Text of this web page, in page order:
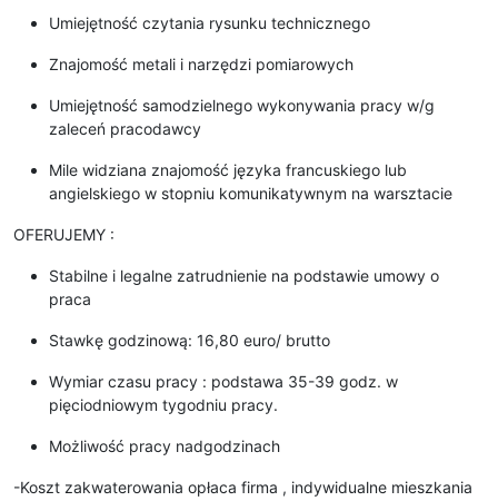
Umiejętność czytania rysunku technicznego
Znajomość metali i narzędzi pomiarowych
Umiejętność samodzielnego wykonywania pracy w/g
zaleceń pracodawcy
Mile widziana znajomość języka francuskiego lub
angielskiego w stopniu komunikatywnym na warsztacie
OFERUJEMY :
Stabilne i legalne zatrudnienie na podstawie umowy o
praca
Stawkę godzinową: 16,80 euro/ brutto
Wymiar czasu pracy : podstawa 35-39 godz. w
pięciodniowym tygodniu pracy.
Możliwość pracy nadgodzinach
-Koszt zakwaterowania opłaca firma , indywidualne mieszkania